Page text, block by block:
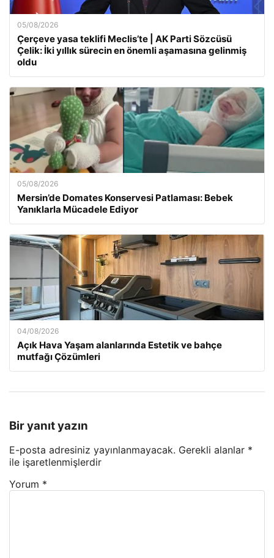
05/08/2026
Çerçeve yasa teklifi Meclis’te | AK Parti Sözcüsü
Çelik: İki yıllık sürecin en önemli aşamasına gelinmiş
oldu
05/08/2026
Mersin’de Domates Konservesi Patlaması: Bebek
Yanıklarla Mücadele Ediyor
04/08/2026
Açık Hava Yaşam alanlarında Estetik ve bahçe
mutfağı Çözümleri
Bir yanıt yazın
E-posta adresiniz yayınlanmayacak. Gerekli alanlar *
ile işaretlenmişlerdir
Yorum *